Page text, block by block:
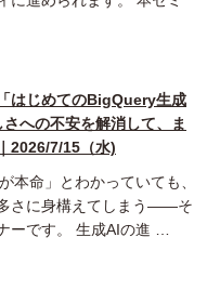
はじめてのBigQuery生成
への不安を解消して、ま
2026/7/15（水)
本命」とわかっていても、
さに身構えてしまう――そ
ーです。 生成AIの進 …